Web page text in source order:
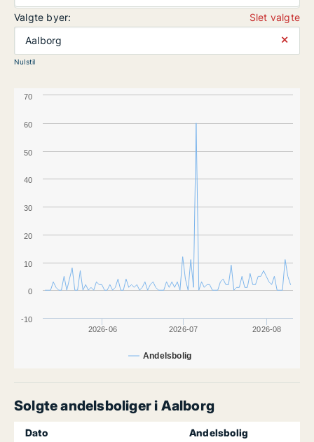
Valgte byer:
Slet valgte
Aalborg
⨯
Nulstil
Andelsbolig
2026-06 2026-07 2026-08
-10
0
10
20
30
40
50
60
70
Solgte andelsboliger i Aalborg
Dato
Andelsbolig